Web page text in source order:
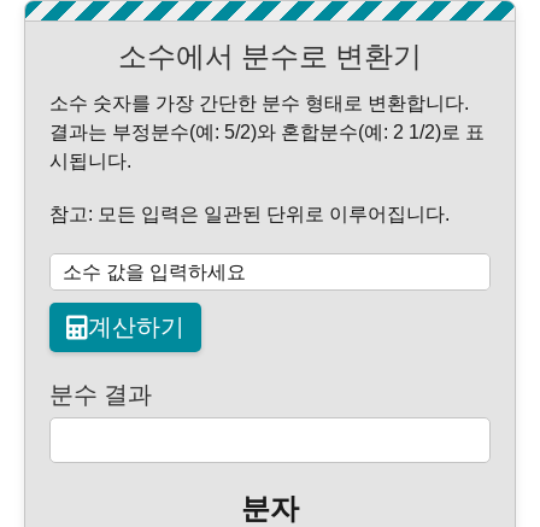
소수에서 분수로 변환기
소수 숫자를 가장 간단한 분수 형태로 변환합니다.
결과는 부정분수(예: 5/2)와 혼합분수(예: 2 1/2)로 표
시됩니다.
참고: 모든 입력은 일관된 단위로 이루어집니다.
계산하기
분수 결과
분자